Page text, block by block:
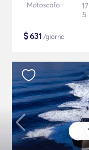
Motoscafo
5
$631 /giorno